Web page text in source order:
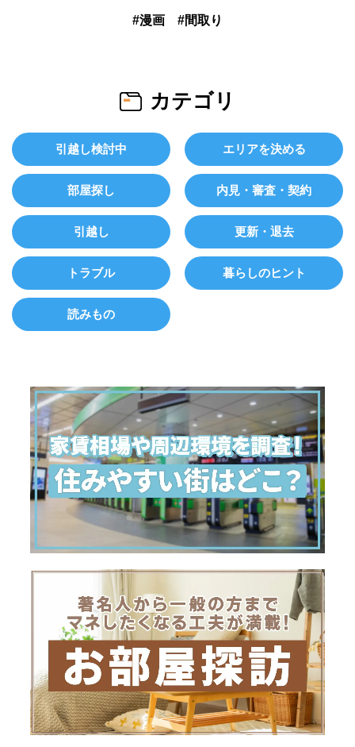
漫画 間取り
カテゴリ
引越し検討中 エリアを決める
部屋探し 内見・審査・契約
引越し 更新・退去
トラブル 暮らしのヒント
読みもの